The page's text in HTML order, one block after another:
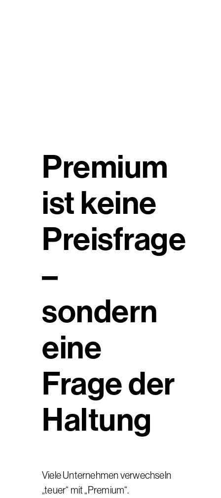
Premium
ist keine
Preisfrage
–
sondern
eine
Frage der
Haltung
Viele Unternehmen verwechseln
„teuer“ mit „Premium“.